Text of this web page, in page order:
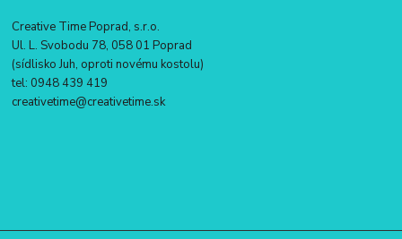
Creative Time Poprad, s.r.o.
Ul. L. Svobodu 78, 058 01 Poprad
(sídlisko Juh, oproti novému kostolu)
tel: 0948 439 419
creativetime@creativetime.sk